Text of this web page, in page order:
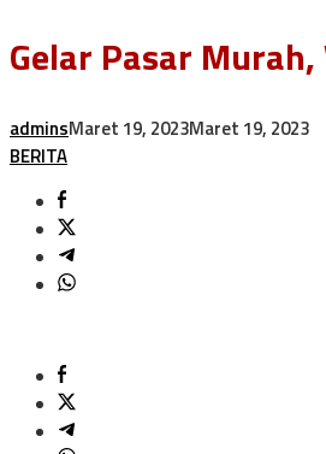
Gelar Pasar
adminsMaret 19, 2023Maret 19, 2023
BERITA